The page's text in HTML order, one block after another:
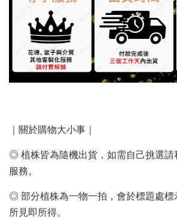
｜關於購物大小事｜
◎ 植株皆為隨機出貨，如需自己挑選請
服務。
◎ 部分植株為一物一拍，會於標題處標
所見即所得。